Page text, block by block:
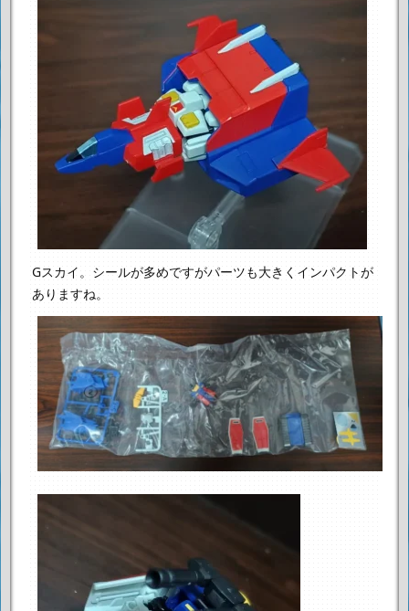
Gスカイ。シールが多めですがパーツも大きくインパクトが
ありますね。